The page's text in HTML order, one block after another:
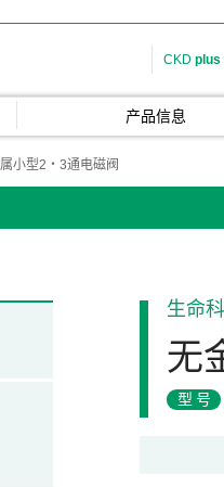
CKD plus
产品信息
小型2・3通电磁阀
生命
无
型号